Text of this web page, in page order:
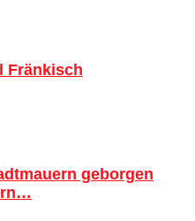
Fränkisch
geborgen